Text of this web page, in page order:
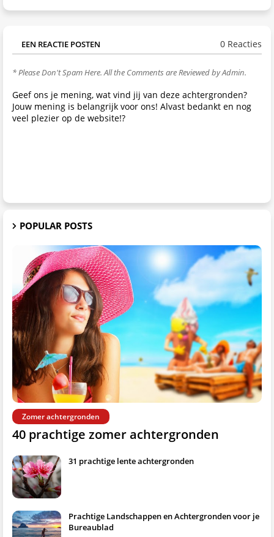
EEN REACTIE POSTEN 0 Reacties
* Please Don't Spam Here. All the Comments are Reviewed by Admin.
Geef ons je mening, wat vind jij van deze achtergronden?
Jouw mening is belangrijk voor ons! Alvast bedankt en nog
veel plezier op de website!?
POPULAR POSTS
Zomer achtergronden
40 prachtige zomer achtergronden
31 prachtige lente achtergronden
Prachtige Landschappen en Achtergronden voor je
Bureaublad